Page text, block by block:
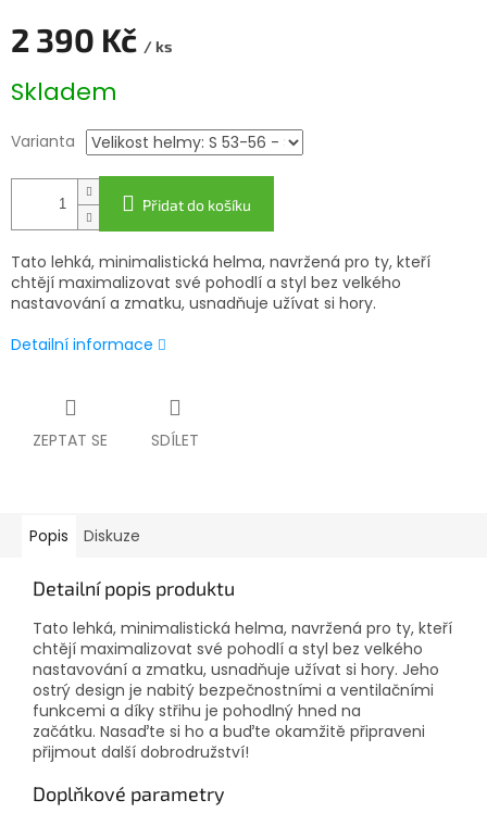
2 390 Kč / ks
cena:
Skladem
Varianta
Přidat do košíku
Tato lehká, minimalistická helma, navržená pro ty, kteří
chtějí maximalizovat své pohodlí a styl bez velkého
nastavování a zmatku, usnadňuje užívat si hory.
Detailní informace
ZEPTAT SE SDÍLET
Popis Diskuze
Detailní popis produktu
Tato lehká, minimalistická helma, navržená pro ty, kteří
chtějí maximalizovat své pohodlí a styl bez velkého
nastavování a zmatku, usnadňuje užívat si hory. Jeho
ostrý design je nabitý bezpečnostními a ventilačními
funkcemi a díky střihu je pohodlný hned na
začátku. Nasaďte si ho a buďte okamžitě připraveni
přijmout další dobrodružství!
Doplňkové parametry